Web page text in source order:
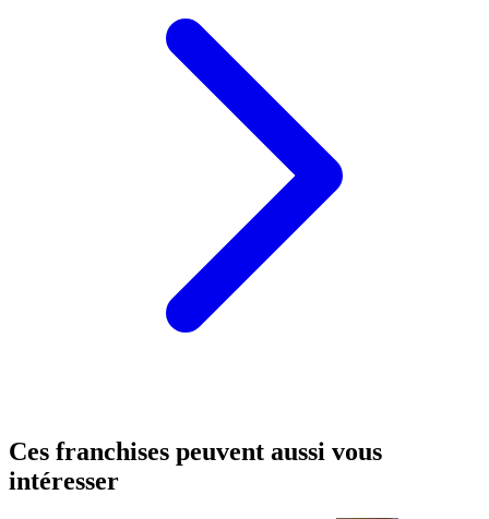
Ces franchises peuvent aussi vous
intéresser